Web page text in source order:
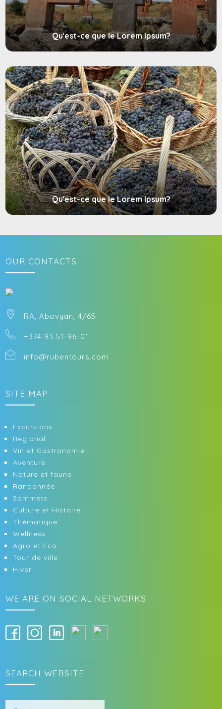
Qu'est-ce que le Lorem Ipsum?
Qu'est-ce que le Lorem Ipsum?
OUR CONTACTS
RA, Abovyan, 4/65
+374 93 51-96-01
info@rubentours.com
SITE MAP
Excursions
Régional
Vin et Gastronomie
Aventure
Nature et faune
Randonnée
Sommets
Culture et Histoire
Thématique
Wellness
Agro et Eco
Tour de ville
Hiver
WE ARE ON SOCIAL NETWORKS
SEARCH WEBSITE